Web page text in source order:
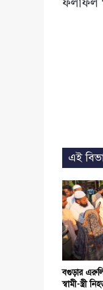
এই
বগুড়ার
স্বামী-স্ত্রী